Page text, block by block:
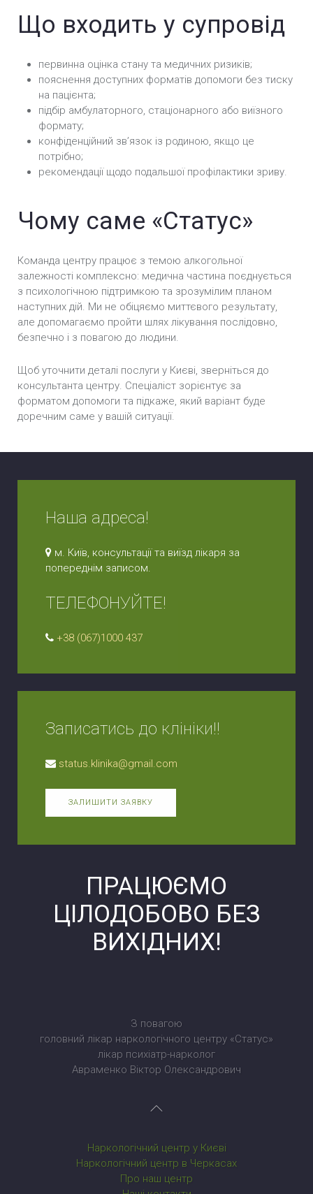
Що входить у супровід
первинна оцінка стану та медичних ризиків;
пояснення доступних форматів допомоги без тиску
на пацієнта;
підбір амбулаторного, стаціонарного або виїзного
формату;
конфіденційний звʼязок із родиною, якщо це
потрібно;
рекомендації щодо подальшої профілактики зриву.
Чому саме «Статус»
Команда центру працює з темою алкогольної
залежності комплексно: медична частина поєднується
з психологічною підтримкою та зрозумілим планом
наступних дій. Ми не обіцяємо миттєвого результату,
але допомагаємо пройти шлях лікування послідовно,
безпечно і з повагою до людини.
Щоб уточнити деталі послуги у Києві, зверніться до
консультанта центру. Спеціаліст зорієнтує за
форматом допомоги та підкаже, який варіант буде
доречним саме у вашій ситуації.
Наша адреса!
м. Київ, консультації та виїзд лікаря за
попереднім записом.
ТЕЛЕФОНУЙТЕ!
+38 (067)1000 437
Записатись до клініки!!
status.klinika@gmail.com
ЗАЛИШИТИ ЗАЯВКУ
ПРАЦЮЄМО
ЦІЛОДОБОВО БЕЗ
ВИХІДНИХ!
З повагою
головний лікар наркологічного центру «Статус»
лікар психіатр-нарколог
Авраменко Віктор Олександрович
Наркологічний центр у Києві
Наркологічний центр в Черкасах
Про наш центр